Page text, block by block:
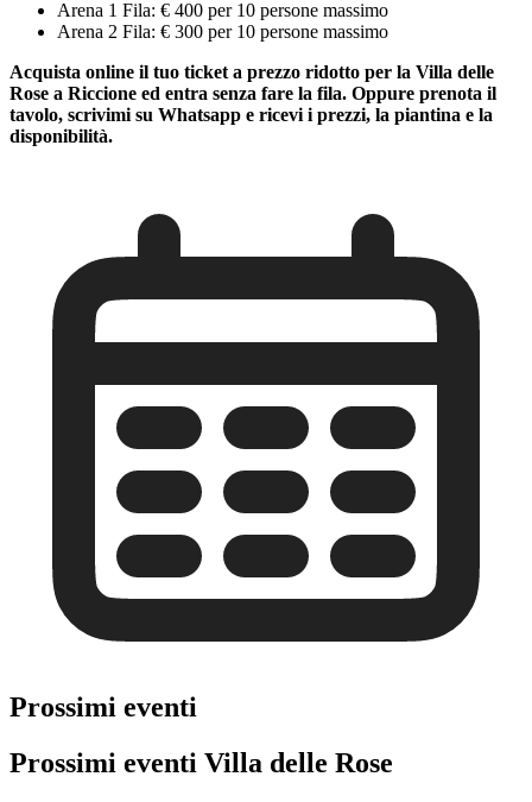
Arena 1 Fila: € 400 per 10 persone massimo
Arena 2 Fila: € 300 per 10 persone massimo
Acquista online il tuo ticket a prezzo ridotto per la Villa delle
Rose a Riccione ed entra senza fare la fila. Oppure prenota il
tavolo, scrivimi su Whatsapp e ricevi i prezzi, la piantina e la
disponibilità.
Prossimi eventi
Prossimi eventi Villa delle Rose